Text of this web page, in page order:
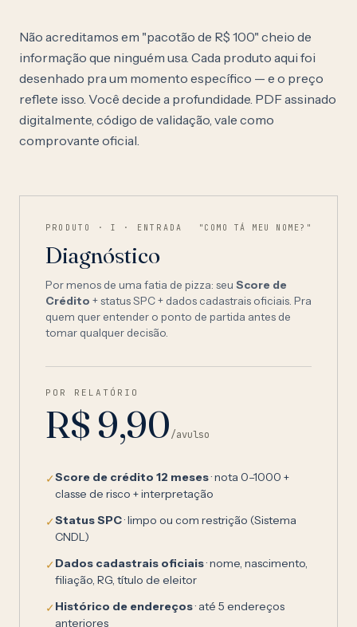
Não acreditamos em "pacotão de R$ 100" cheio de
informação que ninguém usa. Cada produto aqui foi
desenhado pra um momento específico — e o preço
reflete isso. Você decide a profundidade. PDF assinado
digitalmente, código de validação, vale como
comprovante oficial.
PRODUTO · I · ENTRADA "COMO TÁ MEU NOME?"
Diagnóstico
Por menos de uma fatia de pizza: seu Score de
Crédito + status SPC + dados cadastrais oficiais. Pra
quem quer entender o ponto de partida antes de
tomar qualquer decisão.
POR RELATÓRIO
R$ 9,90/avulso
✓Score de crédito 12 meses· nota 0–1000 +
classe de risco + interpretação
✓Status SPC· limpo ou com restrição (Sistema
CNDL)
✓Dados cadastrais oficiais· nome, nascimento,
filiação, RG, título de eleitor
✓Histórico de endereços· até 5 endereços
anteriores